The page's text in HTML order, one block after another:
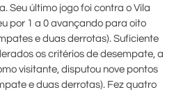
Seu último jogo foi contra o Vila
por 1 a 0 avançando para oito
e duas derrotas). Suficiente
os critérios de desempate, a
visitante, disputou nove pontos
e duas derrotas). Fez quatro